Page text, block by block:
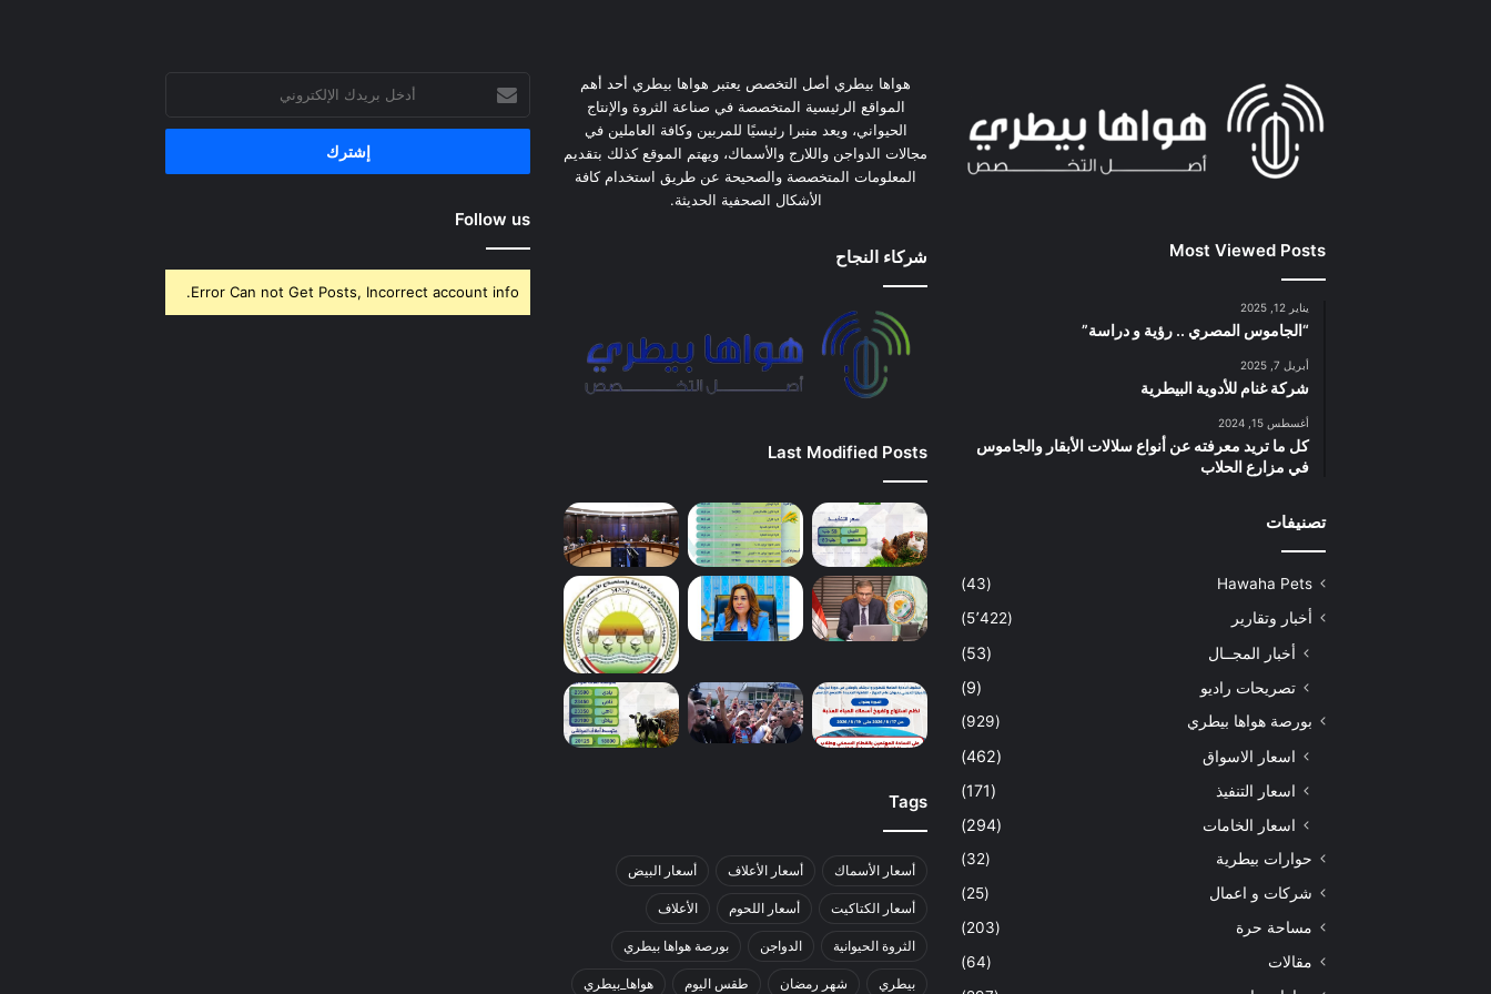
Most Viewed Posts
يناير 12, 2025
“الجاموس المصري .. رؤية و دراسة”
أبريل 7, 2025
شركة غنام للأدوية البيطرية
أغسطس 15, 2024
كل ما تريد معرفته عن أنواع سلالات الأبقار والجاموس
في مزارع الحلاب
تصنيفات
Hawaha Pets
(43)
أخبار وتقارير
(5٬422)
أخبار المجــال
(53)
تصريحات راديو
(9)
بورصة هواها بيطري (929)
اسعار الاسواق
(462)
اسعار التنفيذ
(171)
اسعار الخامات
(294)
حوارات بيطرية
(32)
شركات و اعمال
(25)
مساحة حرة
(203)
مقالات
(64)
هواها بيطري أصل التخصص يعتبر هواها بيطري أحد أهم
المواقع الرئيسية المتخصصة في صناعة الثروة والإنتاج
الحيواني، ويعد منبرا رئيسيًا للمربين وكافة العاملين في
مجالات الدواجن واللارج والأسماك، ويهتم الموقع كذلك بتقديم
المعلومات المتخصصة والصحيحة عن طريق استخدام كافة
الأشكال الصحفية الحديثة.
شركاء النجاح
Last Modified Posts
Tags
أسعار الأسماك أسعار الأعلاف أسعار البيض
أسعار الكتاكيت أسعار اللحوم الأعلاف
الثروة الحيوانية الدواجن بورصة هواها بيطري
بيطري شهر رمضان طقس اليوم هواها_بيطري
بريدك
الإلكتروني
Follow us
Error Can not Get Posts, Incorrect account info.